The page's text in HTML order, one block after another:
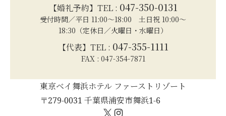
【婚礼予約】TEL : 047-350-0131
受付時間／平日 11:00～18:00 土日祝 10:00～
18:30（定休日／火曜日・水曜日）
【代表】TEL : 047-355-1111
FAX : 047-354-7871
東京ベイ舞浜ホテル ファーストリゾート
〒279-0031 千葉県浦安市舞浜1-6